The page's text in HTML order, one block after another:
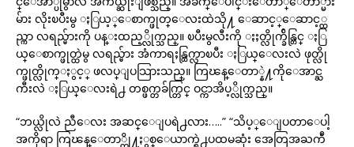
မ်ား လိုးၿပီးမွ ႏြယ့္ေစာက္ဖုတ္ေလးထဲသို႔ ေဆာင့္ေဆာင့္ထ
ည္ကာ လရည္မ်ားကို ပန္းထည့္လိုက္သည္။ ၿပီးမွလီးကို ႏႈတ္လိုက္ခ်ိန္တြင္ ႏြ
ယ္ေစာက္ဖုတ္ထဲမွ လရည္မ်ား အံကာရႈန္ထြက္လာၿပီး ႏြယ္ေလးလဲ ဖုတ္လို
က္ဖုတ္လိုက္ႏွင့္ ဖလပ္ျပသြားသည္။ ကြၽန္ေတာ္နဲ႔ကိုေအာင္ႀ
ကီးလဲ ႏြယ္ေလးရဲ႕ တစ္ဖက္တခ်က္တြင္ ဝင္ကာအိပ့္လိုက္သည္။
“ဘယ္လိုလဲ ညီေလး အဆင္ေျပရဲ႕လား…..” “သိပ့္ေျပတာေပါ့
အကိုရာ ကြၽန္ေတာ္တို႔ႏွစ္ေယာက္ရဲ႕ပထမဆုံး အေတြအႀကဳံ